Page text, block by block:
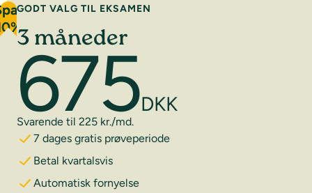
GODT VALG TIL EKSAMEN
3 måneder
675DKK
Svarende til 225 kr./md.
7 dages gratis prøveperiode
Betal kvartalsvis
Automatisk fornyelse